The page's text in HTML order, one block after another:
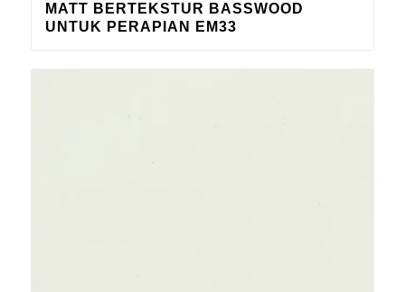
MATT BERTEKSTUR BASSWOOD
UNTUK PERAPIAN EM33